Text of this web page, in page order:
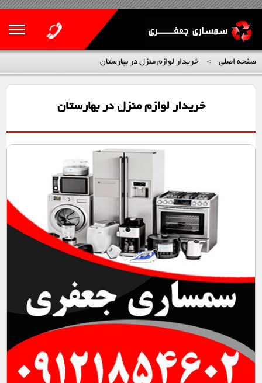
صفحه اصلی > خریدار لوازم منزل در بهارستان
خریدار لوازم منزل در بهارستان